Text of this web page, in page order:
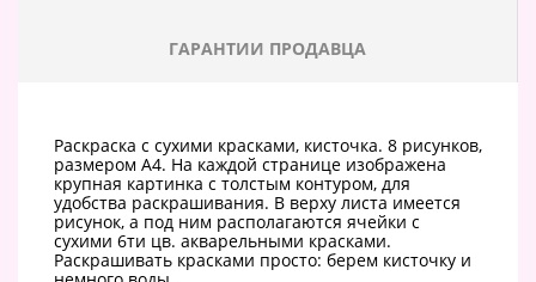
ГАРАНТИИ ПРОДАВЦА
Раскраска с сухими красками, кисточка. 8 рисунков,
размером А4. На каждой странице изображена
крупная картинка с толстым контуром, для
удобства раскрашивания. В верху листа имеется
рисунок, а под ним располагаются ячейки с
сухими 6ти цв. акварельными красками.
Раскрашивать красками просто: берем кисточку и